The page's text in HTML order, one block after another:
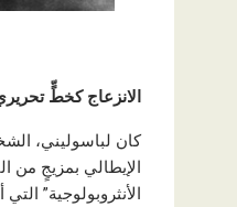
الانزعاج كخطٍّ
كان لباسوليني،
الإيطالي بمزيجٍ من
الأنثروبولوجية”